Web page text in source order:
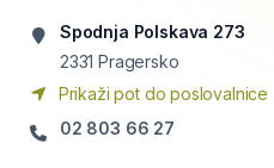
Spodnja Polskava 273
2331 Pragersko
Prikaži pot do poslovalnice
02 803 66 27